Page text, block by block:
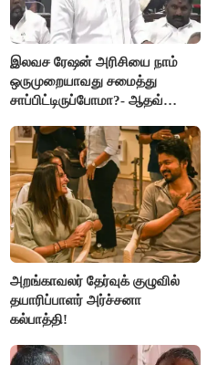
இலவச ரேஷன் அரிசியை நாம்
ஒருமுறையாவது சமைத்து
சாப்பிட்டிருப்போமா?- ஆதவ்
அறங்காவலர் தேர்வுக் குழுவில்
தயாரிப்பாளர் அர்ச்சனா
கல்பாத்தி!